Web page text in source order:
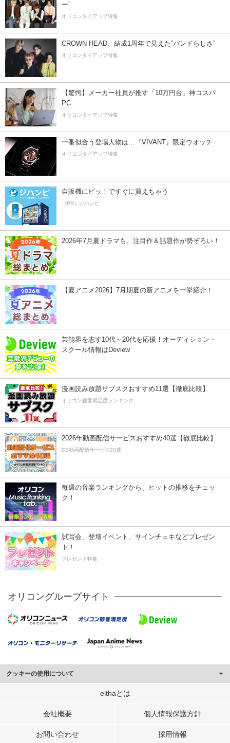
ー”
オリコンタイアップ特集
CROWN HEAD、結成1周年で見えた”バンドらしさ”
オリコンタイアップ特集
【驚愕】メーカー社員が推す「10万円台」神コスパ
PC
オリコンタイアップ特集
一番似合う登場人物は…『VIVANT』限定ウオッチ
オリコンタイアップ特集
自販機にピッ！ですぐに買えちゃう
（PR）ジハンピ
2026年7月夏ドラマも、注目作＆話題作が勢ぞろい！
【夏アニメ2026】7月期夏の新アニメを一挙紹介！
芸能界を志す10代～20代を応援！オーディション・
スクール情報はDeview
漫画読み放題サブスクおすすめ11選【徹底比較】
オリコン顧客満足度ランキング
2026年動画配信サービスおすすめ40選【徹底比較】
CS動画配信サービス20選
毎週の音楽ランキングから、ヒットの推移をチェッ
ク！
試写会、登壇イベント、サインチェキなどプレゼン
ト！
プレゼント特集
オリコングループサイト
クッキーの使用について
このサイトでは Cookie を使用して、ユーザーに合わせたコンテンツや広告の
行っています。
メディアや広告配信、データ解析の各パートナーに提供しています。
elthaとは
会社概要 個人情報保護方針
お問い合わせ 採用情報